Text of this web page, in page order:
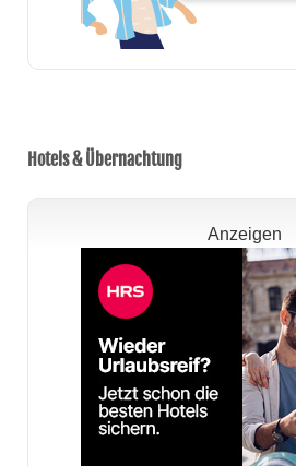
Hotels & Übernachtung
Anzeigen